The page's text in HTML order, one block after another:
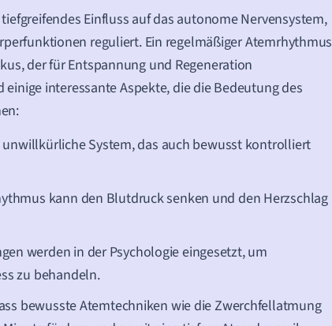
Einfluss auf das autonome Nervensystem,
reguliert. Ein regelmäßiger Atemrhythmus
der für Entspannung und Regeneration
interessante Aspekte, die die Bedeutung des
unwillkürliche System, das auch bewusst kontrolliert
kann den Blutdruck senken und den Herzschlag
werden in der Psychologie eingesetzt, um
zu behandeln.
bewusste Atemtechniken wie die Zwerchfellatmung